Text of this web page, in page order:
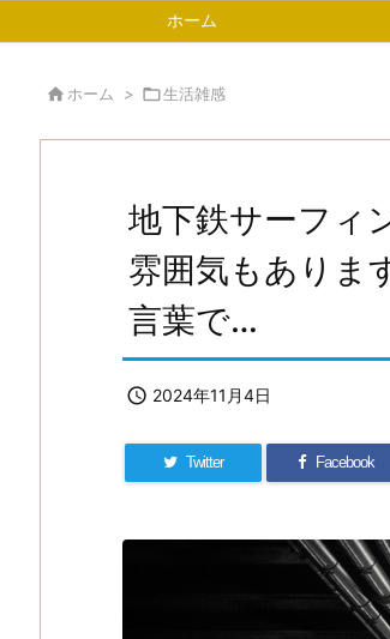
ホーム
ホーム > 生活雑感
地下鉄サーフィ
雰囲気もありま
言葉で…
 2024年11月4日
Twitter Facebook